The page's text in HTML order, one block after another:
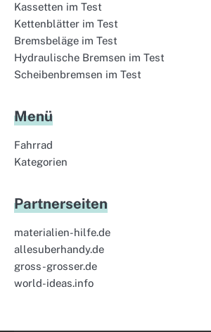
Kassetten im Test
Kettenblätter im Test
Bremsbeläge im Test
Hydraulische Bremsen im Test
Scheibenbremsen im Test
Menü
Fahrrad
Kategorien
Partnerseiten
materialien-hilfe.de
allesuberhandy.de
gross-grosser.de
world-ideas.info